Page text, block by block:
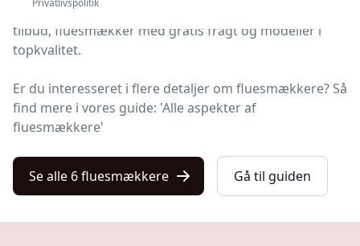
Blandt de 6 udvalgte produkter finder du både skarpe
tilbud, fluesmækker med gratis fragt og modeller i
topkvalitet.
Er du interesseret i flere detaljer om fluesmækkere? Så
find mere i vores guide: 'Alle aspekter af
fluesmækkere'
Se alle 6 fluesmækkere Gå til guiden
Privatlivspolitik